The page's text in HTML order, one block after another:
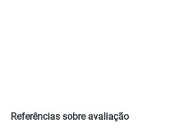
Referências sobre avaliação